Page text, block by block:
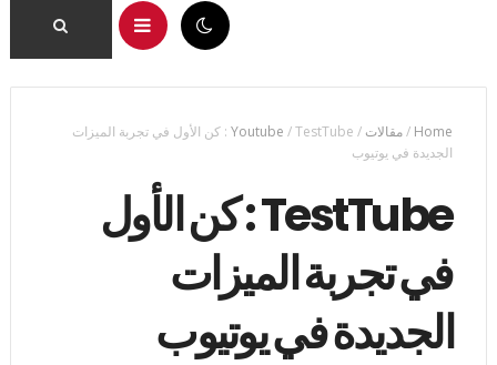
Home
/مقالات /
Youtube /
TestTube : كن الأول في تجربة الميزات
الجديدة في يوتيوب
TestTube : كن الأول
في تجربة الميزات
الجديدة في يوتيوب